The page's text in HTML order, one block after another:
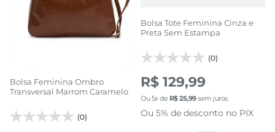
Bolsa Feminina Ombro
Transversal Marrom Caramelo
(0)
Bolsa Tote Feminina Cinza e
Preta Sem Estampa
(0)
R$ 129,99
Ou5x de R$25,99sem juros
Ou 5% de desconto no PIX